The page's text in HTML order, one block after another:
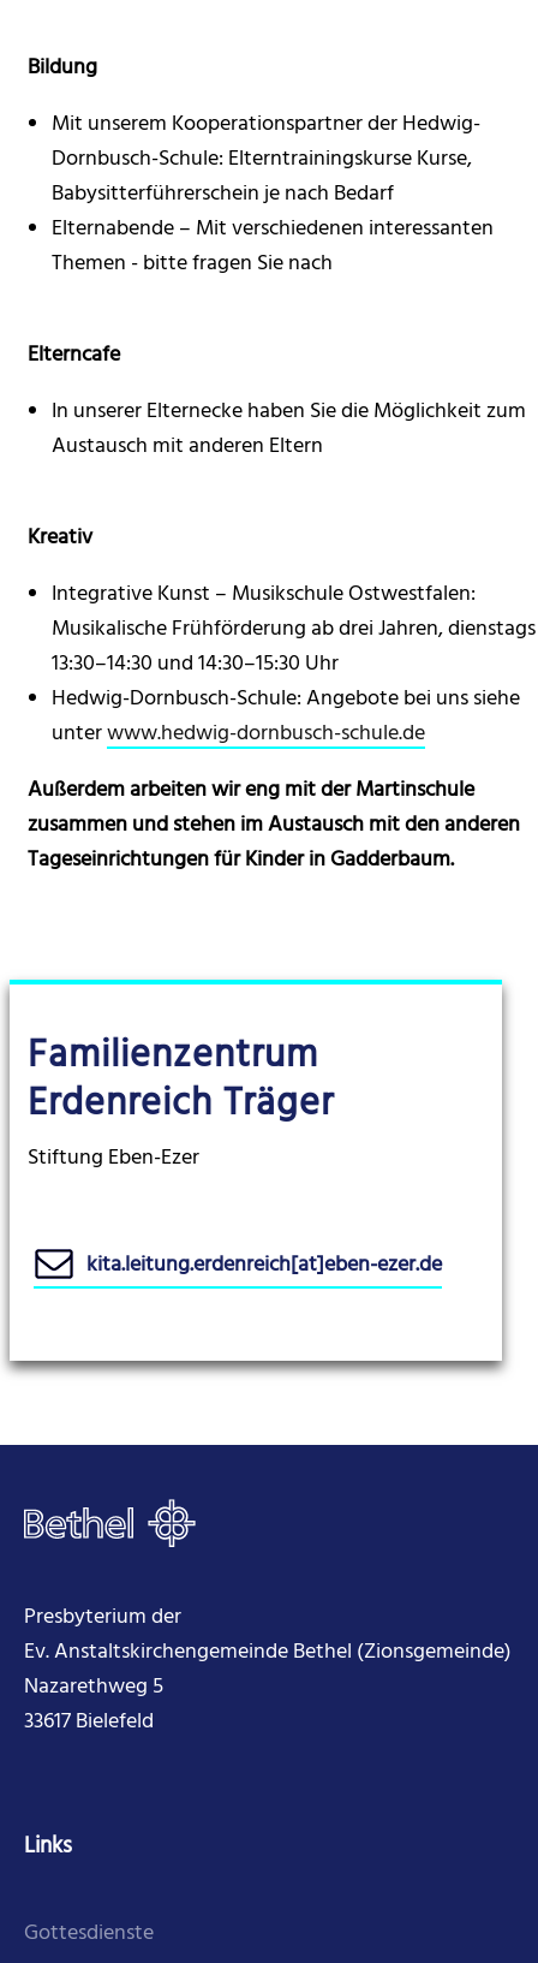
Bildung
Mit unserem Kooperationspartner der Hedwig-
Dornbusch-Schule: Elterntrainingskurse Kurse,
Babysitterführerschein je nach Bedarf
Elternabende – Mit verschiedenen interessanten
Themen - bitte fragen Sie nach
Elterncafe
In unserer Elternecke haben Sie die Möglichkeit zum
Austausch mit anderen Eltern
Kreativ
Integrative Kunst – Musikschule Ostwestfalen:
Musikalische Frühförderung ab drei Jahren, dienstags
13:30–14:30 und 14:30–15:30 Uhr
Hedwig-Dornbusch-Schule: Angebote bei uns siehe
unterwww.hedwig-dornbusch-schule.de
Außerdem arbeiten wir eng mit der Martinschule
zusammen und stehen im Austausch mit den anderen
Tageseinrichtungen für Kinder in Gadderbaum.
Familienzentrum
Erdenreich Träger
Stiftung Eben-Ezer
kita.leitung.erdenreich[at]eben-ezer.de
Presbyterium der
Ev. Anstaltskirchengemeinde Bethel (Zionsgemeinde)
Nazarethweg 5
33617 Bielefeld
Links
Gottesdienste